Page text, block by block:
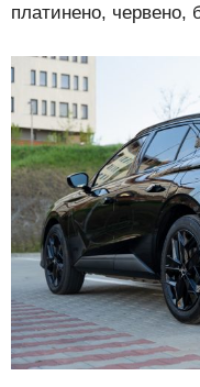
платинено, червено,